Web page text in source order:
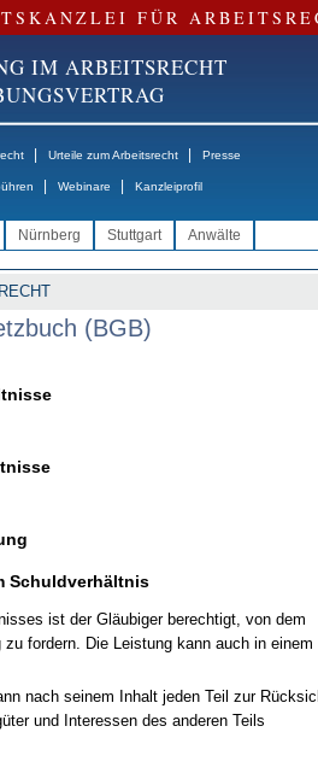
FÜR
IM ARBEITSRECHT
Urteile zum Arbeitsrecht Presse
Webinare Kanzleiprofil
Nürnberg Stuttgart Anwälte
(BGB)
Schuldverhältnis
ist der Gläubiger berechtigt, von dem
fordern. Die Leistung kann auch in einem
nach seinem Inhalt jeden Teil zur
und Interessen des anderen Teils